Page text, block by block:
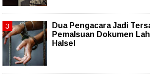
Dua Pengacara Jadi
Pemalsuan Dokumen
Halsel